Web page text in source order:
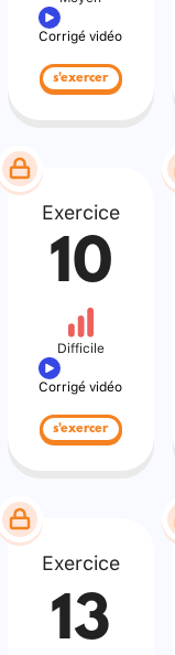
Corrigé vidéo
s'exercer
Exercice
10
Difficile
Corrigé vidéo
s'exercer
Exercice
13